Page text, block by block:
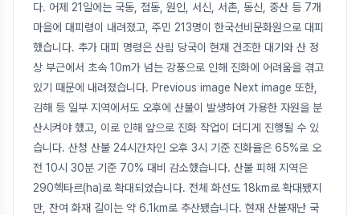
다. 어제 21일에는 국동, 점동, 원인, 서신, 서촌, 동신, 중산 등 7개
마을에 대피령이 내려졌고, 주민 213명이 한국선비문화원으로 대피
했습니다. 추가 대피 명령은 산림 당국이 현재 건조한 대기와 산 정
상 부근에서 초속 10m가 넘는 강풍으로 인해 진화에 어려움을 겪고
있기 때문에 내려졌습니다. Previous image Next image 또한,
김해 등 일부 지역에서도 오후에 산불이 발생하여 가용한 자원을 분
산시켜야 했고, 이로 인해 앞으로 진화 작업이 더디게 진행될 수 있
습니다. 산청 산불 24시간차인 오후 3시 기준 진화율은 65%로 오
전 10시 30분 기준 70% 대비 감소했습니다. 산불 피해 지역은
290헥타르(ha)로 확대되었습니다. 전체 화선도 18km로 확대됐지
만, 잔여 화재 길이는 약 6.1km로 추산됐습니다. 현재 산불재난 국